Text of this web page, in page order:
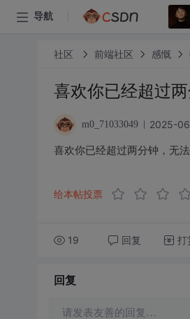
导航
社区 前端社区 感慨
喜欢你已经超过
m0_71033049 2025-
喜欢你已经超过两分钟，无
给本帖投票
19 回复 打
回复
请发表友善的回复…